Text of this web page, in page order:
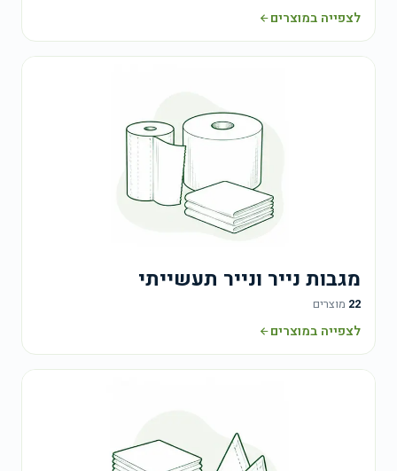
לצפייה במוצרים
מגבות נייר ונייר תעשייתי
22 מוצרים
לצפייה במוצרים